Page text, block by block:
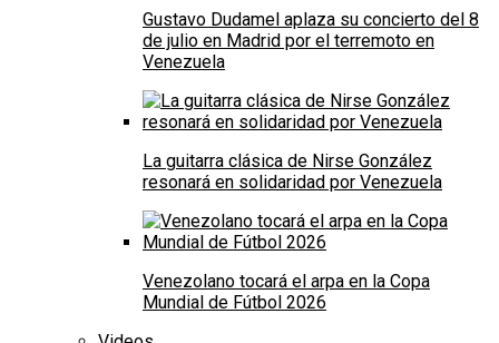
Gustavo Dudamel aplaza su concierto del 8
de julio en Madrid por el terremoto en
Venezuela
La guitarra clásica de Nirse González
resonará en solidaridad por Venezuela
Venezolano tocará el arpa en la Copa
Mundial de Fútbol 2026